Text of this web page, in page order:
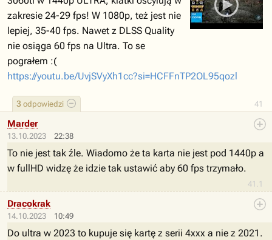
41
3 odpowiedzi
zakresie 24-29 fps! W 1080p, też jest nie
lepiej, 35-40 fps. Nawet z DLSS Quality
nie osiąga 60 fps na Ultra. To se
pograłem :(
https://youtu.be/UvjSVyXh1cc?si=HCFFnTP2OL95qozl
13.10.2023 22:38
41.1
Marder
To nie jest tak źle. Wiadomo że ta karta nie jest pod 1440p a
w fullHD widzę że idzie tak ustawić aby 60 fps trzymało.
14.10.2023 10:49
Dracokrak
Do ultra w 2023 to kupuje się kartę z serii 4xxx a nie z 2021.